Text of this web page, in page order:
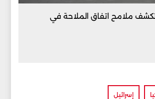
تكشف ملامح اتفاق الملاحة في
إسرائيل